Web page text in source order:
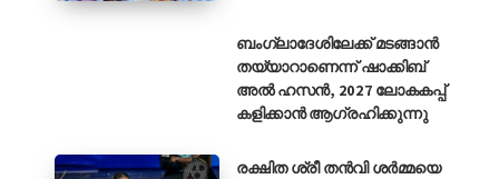
ബംഗ്ലാദേശിലേക്ക് മടങ്ങാൻ
തയ്യാറാണെന്ന് ഷാക്കിബ്
അൽ ഹസൻ, 2027 ലോകകപ്പ്
കളിക്കാൻ ആഗ്രഹിക്കുന്നു
രക്ഷിത ശ്രീ തൻവി ശർമ്മയെ